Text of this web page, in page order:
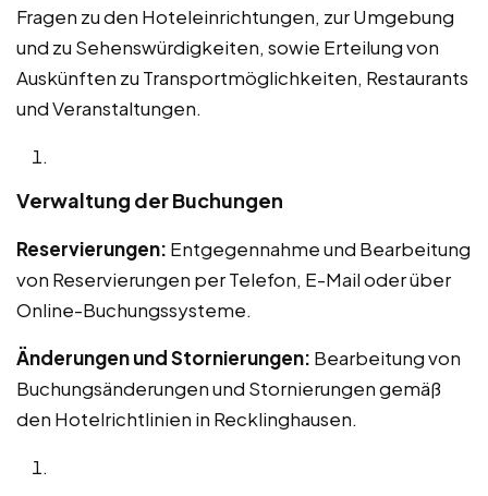
Fragen zu den Hoteleinrichtungen, zur Umgebung
und zu Sehenswürdigkeiten, sowie Erteilung von
Auskünften zu Transportmöglichkeiten, Restaurants
und Veranstaltungen.
Verwaltung der Buchungen
Reservierungen: Entgegennahme und Bearbeitung
von Reservierungen per Telefon, E-Mail oder über
Online-Buchungssysteme.
Änderungen und Stornierungen: Bearbeitung von
Buchungsänderungen und Stornierungen gemäß
den Hotelrichtlinien in Recklinghausen.